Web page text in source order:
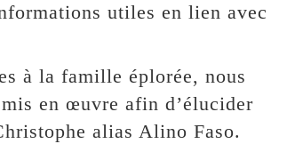
utiles en lien avec
à la famille éplorée, nous
en œuvre afin d’élucider
alias Alino Faso.